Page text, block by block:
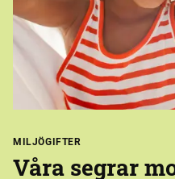
MILJÖGIFTER
Våra segrar